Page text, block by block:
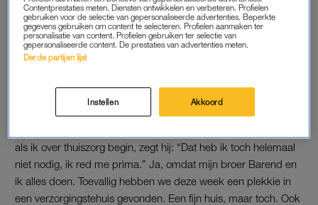
auto gezeten.”
DEMENTERENDE VADER
nieuwe levensfase. “Het hoort bij het leven. En terwijl ik haar
aan het loslaten ben, neemt de zorg voor mijn vader toe. Nu
als ik over thuiszorg begin, zegt hij: “Dat heb ik toch helemaal
niet nodig, ik red me prima.” Ja, omdat mijn broer Barend en
ik alles doen. Toevallig hebben we deze week een plekkie in
een verzorgingstehuis gevonden. Een fijn huis, maar toch. Ook
Contentprestaties meten. Diensten ontwikkelen en verbeteren. Profielen
gebruiken voor de selectie van gepersonaliseerde advertenties. Beperkte
gegevens gebruiken om content te selecteren. Profielen aanmaken ter
personalisatie van content. Profielen gebruiken ter selectie van
gepersonaliseerde content. De prestaties van advertenties meten.
Derde partijen lijst
Instellen Akkoord